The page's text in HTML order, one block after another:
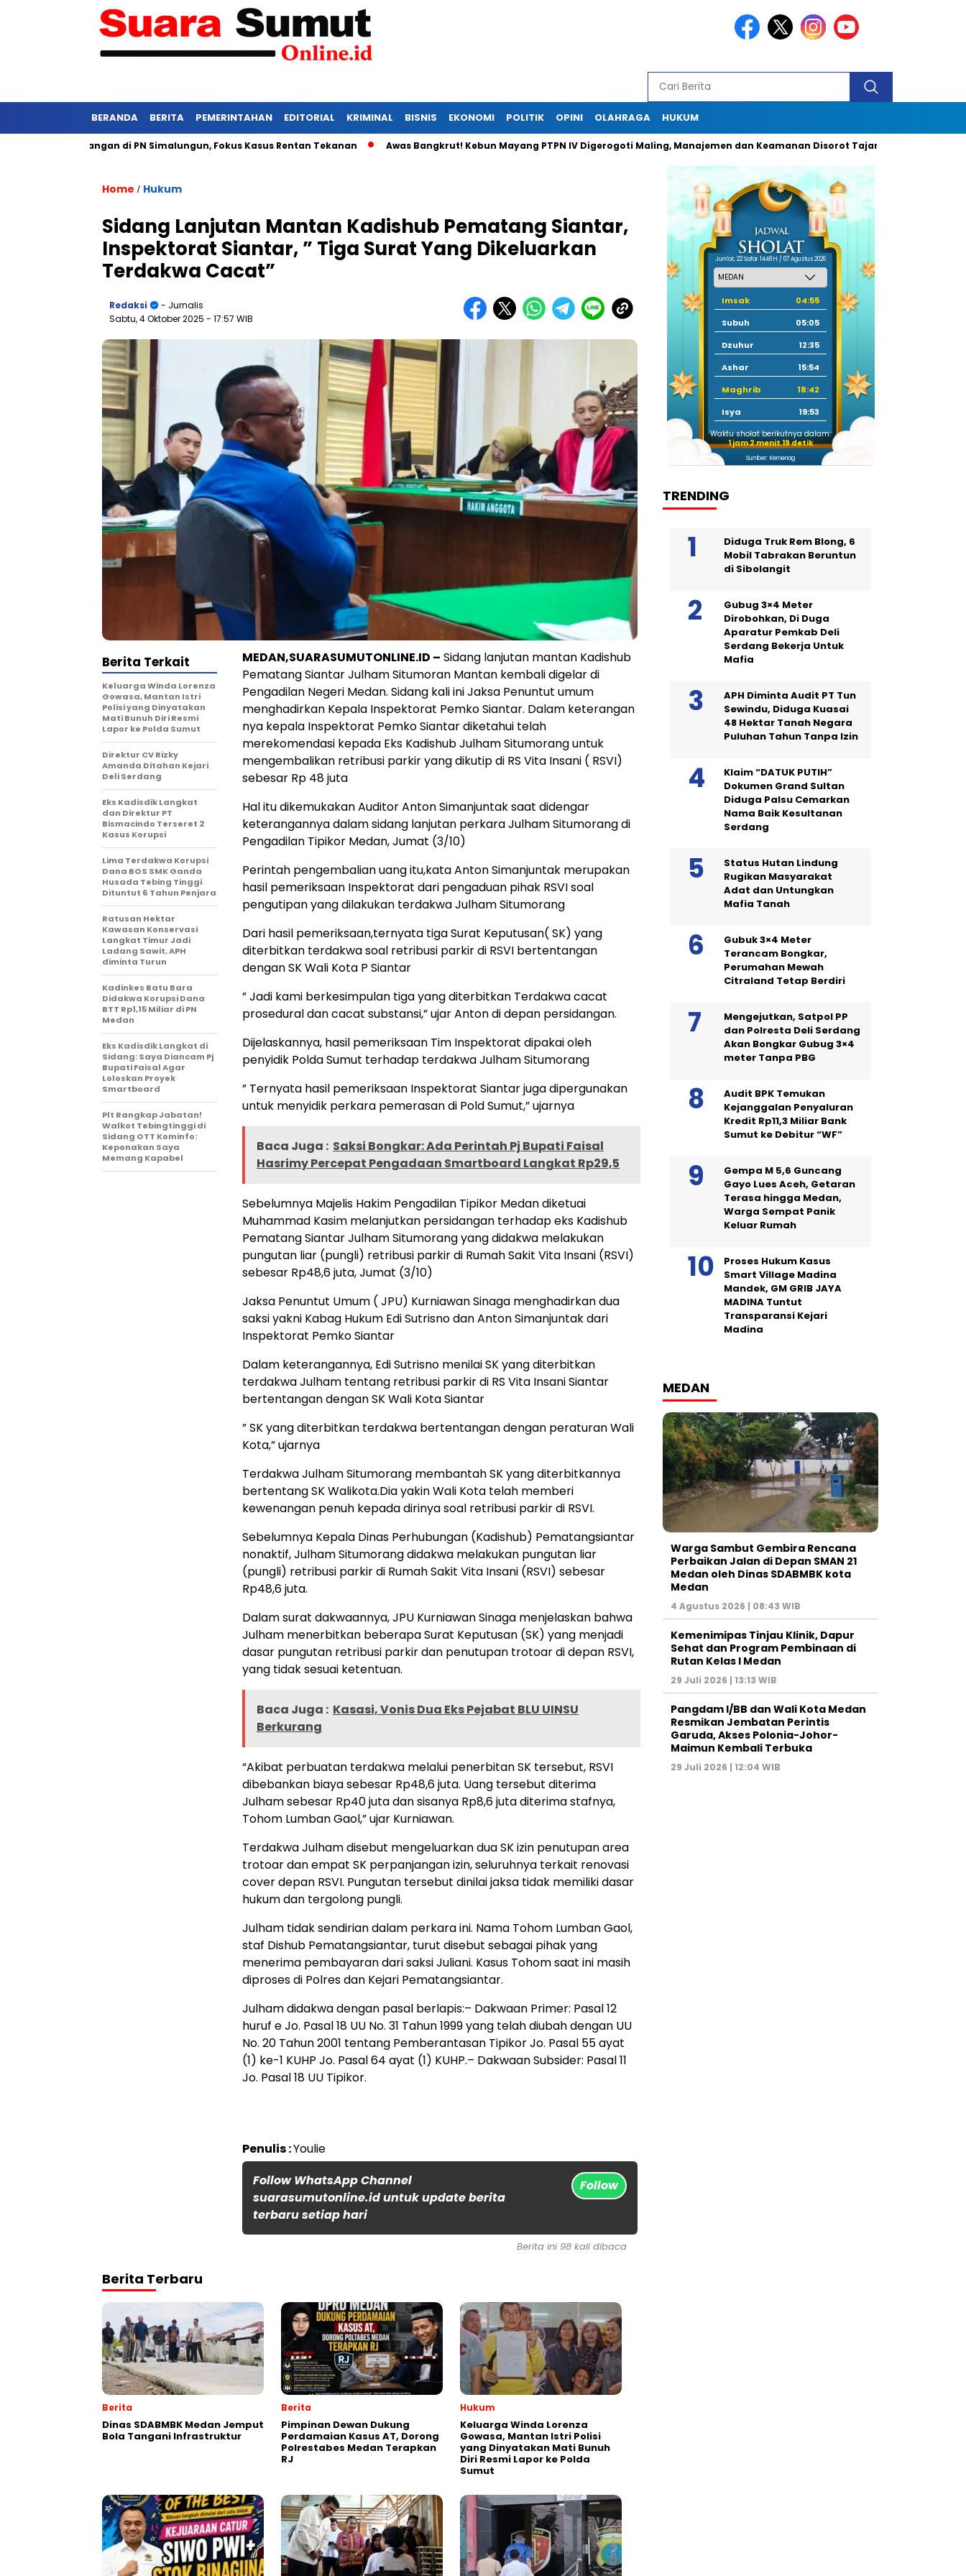
BERANDA BERITA PEMERINTAHAN EDITORIAL KRIMINAL BISNIS EKONOMI POLITIK OPINI OLAHRAGA HUKUM
Persidangan di PN Simalungun, Fokus Kasus Rentan Tekanan Awas Bangkrut! Kebun Mayang PTPN IV Digerogoti Maling, Manajemen dan Keamanan Disorot Tajam Dugaan Pungli
Home / Hukum
Sidang Lanjutan Mantan Kadishub Pematang Siantar,
Inspektorat Siantar, ” Tiga Surat Yang Dikeluarkan
Terdakwa Cacat”
Redaksi
- Jurnalis
Sabtu, 4 Oktober 2025 - 17:57 WIB
MEDAN,SUARASUMUTONLINE.ID – Sidang lanjutan mantan Kadishub
Pematang Siantar Julham Situmoran Mantan kembali digelar di
Pengadilan Negeri Medan. Sidang kali ini Jaksa Penuntut umum
menghadirkan Kepala Inspektorat Pemko Siantar. Dalam keterangan
nya kepala Inspektorat Pemko Siantar diketahui telah
merekomendasi kepada Eks Kadishub Julham Situmorang untuk
mengembalikan retribusi parkir yang dikutip di RS Vita Insani ( RSVI)
sebesar Rp 48 juta
Hal itu dikemukakan Auditor Anton Simanjuntak saat didengar
keterangannya dalam sidang lanjutan perkara Julham Situmorang di
Pengadilan Tipikor Medan, Jumat (3/10)
Perintah pengembalian uang itu,kata Anton Simanjuntak merupakan
hasil pemeriksaan Inspektorat dari pengaduan pihak RSVI soal
pengutipan yang dilakukan terdakwa Julham Situmorang
Dari hasil pemeriksaan,ternyata tiga Surat Keputusan( SK) yang
diterbitkan terdakwa soal retribusi parkir di RSVI bertentangan
dengan SK Wali Kota P Siantar
” Jadi kami berkesimpulan tiga yang diterbitkan Terdakwa cacat
prosedural dan cacat substansi,” ujar Anton di depan persidangan.
Dijelaskannya, hasil pemeriksaan Tim Inspektorat dipakai oleh
penyidik Polda Sumut terhadap terdakwa Julham Situmorang
” Ternyata hasil pemeriksaan Inspektorat Siantar juga dipergunakan
untuk menyidik perkara pemerasan di Pold Sumut,” ujarnya
Baca Juga : Saksi Bongkar: Ada Perintah Pj Bupati Faisal
Hasrimy Percepat Pengadaan Smartboard Langkat Rp29,5
Sebelumnya Majelis Hakim Pengadilan Tipikor Medan diketuai
Muhammad Kasim melanjutkan persidangan terhadap eks Kadishub
Pematang Siantar Julham Situmorang yang didakwa melakukan
pungutan liar (pungli) retribusi parkir di Rumah Sakit Vita Insani (RSVI)
sebesar Rp48,6 juta, Jumat (3/10)
Jaksa Penuntut Umum ( JPU) Kurniawan Sinaga menghadirkan dua
saksi yakni Kabag Hukum Edi Sutrisno dan Anton Simanjuntak dari
Inspektorat Pemko Siantar
Dalam keterangannya, Edi Sutrisno menilai SK yang diterbitkan
terdakwa Julham tentang retribusi parkir di RS Vita Insani Siantar
bertentangan dengan SK Wali Kota Siantar
” SK yang diterbitkan terdakwa bertentangan dengan peraturan Wali
Kota,” ujarnya
Terdakwa Julham Situmorang membantah SK yang diterbitkannya
bertentang SK Walikota.Dia yakin Wali Kota telah memberi
kewenangan penuh kepada dirinya soal retribusi parkir di RSVI.
Sebelumnya Kepala Dinas Perhubungan (Kadishub) Pematangsiantar
nonaktif, Julham Situmorang didakwa melakukan pungutan liar
(pungli) retribusi parkir di Rumah Sakit Vita Insani (RSVI) sebesar
Rp48,6 juta.
Dalam surat dakwaannya, JPU Kurniawan Sinaga menjelaskan bahwa
Julham menerbitkan beberapa Surat Keputusan (SK) yang menjadi
dasar pungutan retribusi parkir dan penutupan trotoar di depan RSVI,
yang tidak sesuai ketentuan.
Baca Juga : Kasasi, Vonis Dua Eks Pejabat BLU UINSU
Berkurang
“Akibat perbuatan terdakwa melalui penerbitan SK tersebut, RSVI
dibebankan biaya sebesar Rp48,6 juta. Uang tersebut diterima
Julham sebesar Rp40 juta dan sisanya Rp8,6 juta diterima stafnya,
Tohom Lumban Gaol,” ujar Kurniawan.
Terdakwa Julham disebut mengeluarkan dua SK izin penutupan area
trotoar dan empat SK perpanjangan izin, seluruhnya terkait renovasi
cover depan RSVI. Pungutan tersebut dinilai jaksa tidak memiliki dasar
hukum dan tergolong pungli.
Julham tidak sendirian dalam perkara ini. Nama Tohom Lumban Gaol,
staf Dishub Pematangsiantar, turut disebut sebagai pihak yang
menerima pembayaran dari saksi Juliani. Kasus Tohom saat ini masih
diproses di Polres dan Kejari Pematangsiantar.
Julham didakwa dengan pasal berlapis:– Dakwaan Primer: Pasal 12
huruf e Jo. Pasal 18 UU No. 31 Tahun 1999 yang telah diubah dengan UU
No. 20 Tahun 2001 tentang Pemberantasan Tipikor Jo. Pasal 55 ayat
(1) ke-1 KUHP Jo. Pasal 64 ayat (1) KUHP.– Dakwaan Subsider: Pasal 11
Jo. Pasal 18 UU Tipikor.
Penulis :Youlie
Follow WhatsApp Channel
suarasumutonline.id untuk update berita
terbaru setiap hari
Follow
Berita Terkait
Keluarga Winda Lorenza
Gowasa, Mantan Istri
Polisi yang Dinyatakan
Mati Bunuh Diri Resmi
Lapor ke Polda Sumut
Direktur CV Rizky
Amanda Ditahan Kejari
Deli Serdang
Eks Kadisdik Langkat
dan Direktur PT
Bismacindo Terseret 2
Kasus Korupsi
Lima Terdakwa Korupsi
Dana BOS SMK Ganda
Husada Tebing Tinggi
Dituntut 6 Tahun Penjara
Ratusan Hektar
Kawasan Konservasi
Langkat Timur Jadi
Ladang Sawit, APH
diminta Turun
Kadinkes Batu Bara
Didakwa Korupsi Dana
BTT Rp1,15 Miliar di PN
Medan
Eks Kadisdik Langkat di
Sidang: Saya Diancam Pj
Bupati Faisal Agar
Loloskan Proyek
Smartboard
Plt Rangkap Jabatan!
Walkot Tebingtinggi di
Sidang OTT Kominfo:
Keponakan Saya
Memang Kapabel
Berita ini 98 kali dibaca
Berita Terbaru
Berita
Dinas SDABMBK Medan Jemput
Bola Tangani Infrastruktur
Berita
Pimpinan Dewan Dukung
Perdamaian Kasus AT, Dorong
Polrestabes Medan Terapkan
RJ
Hukum
Keluarga Winda Lorenza
Gowasa, Mantan Istri Polisi
yang Dinyatakan Mati Bunuh
Diri Resmi Lapor ke Polda
Sumut
Jum'at, 22 Safar 1448 H / 07 Agustus 2026
Imsak
04:55
Subuh
05:05
Dzuhur
12:35
Ashar
15:54
Maghrib
18:42
Isya
19:53
Waktu sholat berikutnya dalam:
1 jam 2 menit 18 detik
Sumber: Kemenag
TRENDING
Diduga Truk Rem Blong, 6
Mobil Tabrakan Beruntun
di Sibolangit
Gubug 3×4 Meter
Dirobohkan, Di Duga
Aparatur Pemkab Deli
Serdang Bekerja Untuk
Mafia
APH Diminta Audit PT Tun
Sewindu, Diduga Kuasai
48 Hektar Tanah Negara
Puluhan Tahun Tanpa Izin
Klaim “DATUK PUTIH”
Dokumen Grand Sultan
Diduga Palsu Cemarkan
Nama Baik Kesultanan
Serdang
Status Hutan Lindung
Rugikan Masyarakat
Adat dan Untungkan
Mafia Tanah
Gubuk 3×4 Meter
Terancam Bongkar,
Perumahan Mewah
Citraland Tetap Berdiri
Mengejutkan, Satpol PP
dan Polresta Deli Serdang
Akan Bongkar Gubug 3×4
meter Tanpa PBG
Audit BPK Temukan
Kejanggalan Penyaluran
Kredit Rp11,3 Miliar Bank
Sumut ke Debitur “WF”
Gempa M 5,6 Guncang
Gayo Lues Aceh, Getaran
Terasa hingga Medan,
Warga Sempat Panik
Keluar Rumah
Proses Hukum Kasus
Smart Village Madina
Mandek, GM GRIB JAYA
MADINA Tuntut
Transparansi Kejari
Madina
MEDAN
Warga Sambut Gembira Rencana
Perbaikan Jalan di Depan SMAN 21
Medan oleh Dinas SDABMBK kota
Medan
4 Agustus 2026 | 08:43 WIB
Kemenimipas Tinjau Klinik, Dapur
Sehat dan Program Pembinaan di
Rutan Kelas I Medan
29 Juli 2026 | 13:13 WIB
Pangdam I/BB dan Wali Kota Medan
Resmikan Jembatan Perintis
Garuda, Akses Polonia-Johor-
Maimun Kembali Terbuka
29 Juli 2026 | 12:04 WIB